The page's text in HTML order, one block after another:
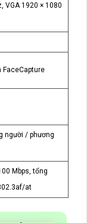
VGA 1920 × 1080
FaceCapture
người / phương
Mbps, tổng
at